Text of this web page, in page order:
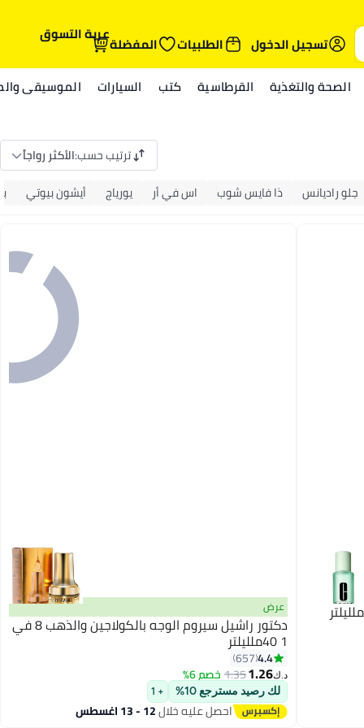
تسجيل الدخول الطلبيات المفضلةعربة التسوق
الصحة والتغذية القرطاسية كتب السيارات الموسيقى
ترتيب حسب:الأكثر رواجاً
جلو راديانس
ذا فايس شوب اس في أر يورياج أيشون بيوتي
عرض
دكتور راشيل سيروم الوجه بالكولاجين والذهب 8 في
1 40ملليلتر
4.4
657
د.ك‏1.26
1.35خصم 6%
لك رصيد مسترجع 10% + 1
احصل عليه خلال12 - 13 اغسطس